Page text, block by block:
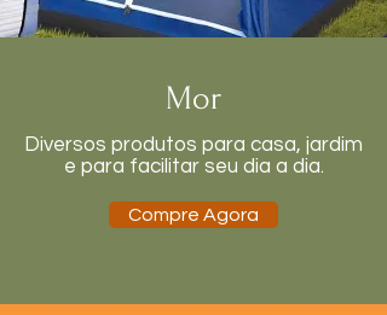
Mor
Diversos produtos para casa, jardim
e para facilitar seu dia a dia.
Compre Agora